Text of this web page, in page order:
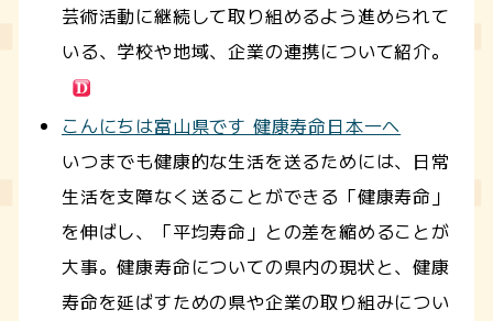
芸術活動に継続して取り組めるよう進められて
いる、学校や地域、企業の連携について紹介。
こんにちは富山県です 健康寿命日本一へ
いつまでも健康的な生活を送るためには、日常
生活を支障なく送ることができる「健康寿命」
を伸ばし、「平均寿命」との差を縮めることが
大事。健康寿命についての県内の現状と、健康
寿命を延ばすための県や企業の取り組みについ